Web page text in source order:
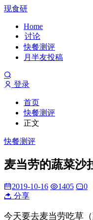
现食研
Home
讨论
快餐测评
月半友投稿
登录
首页
快餐测评
正文
快餐测评
麦当劳的蔬菜沙
2019-10-16 1405
0
分享
今天要去麦当劳吃草